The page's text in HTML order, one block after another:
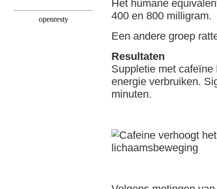
Het humane
400 en 800 milligram.
Een andere groep
Resultaten
Suppletie met
energie verbruiken.
minuten.